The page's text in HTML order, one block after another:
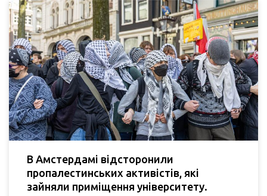
В Амстердамі відсторонили
пропалестинських активістів, які
зайняли приміщення університету.